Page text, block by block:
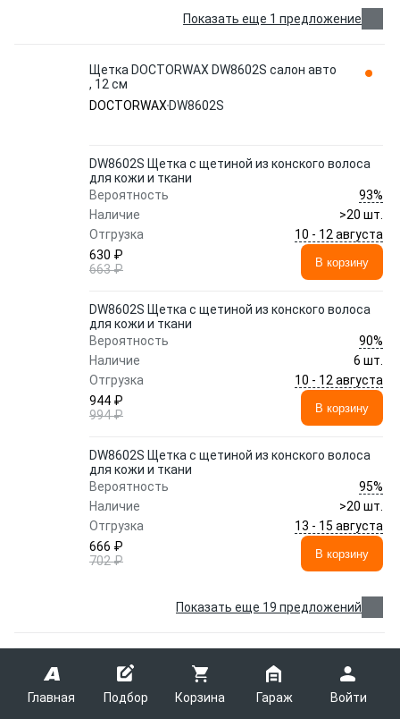
Главная Подбор Корзина Гараж Войти
Показать еще 1 предложение
Щетка DOCTORWAX DW8602S салон авто
, 12 см
DOCTORWAX DW8602S
DW8602S Щетка с щетиной из конского волоса
для кожи и ткани
Вероятность
93%
Наличие
>20 шт.
Отгрузка
10 - 12 августа
630 ₽
663 ₽
В корзину
DW8602S Щетка с щетиной из конского волоса
для кожи и ткани
Вероятность
90%
Наличие
6 шт.
Отгрузка
10 - 12 августа
944 ₽
994 ₽
В корзину
DW8602S Щетка с щетиной из конского волоса
для кожи и ткани
Вероятность
95%
Наличие
>20 шт.
Отгрузка
13 - 15 августа
666 ₽
702 ₽
В корзину
Показать еще 19 предложений
DOCTORWAX
DOCTORWAX
DW9912S